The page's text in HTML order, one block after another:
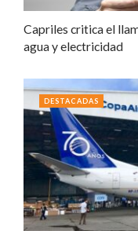
Capriles critica el
agua y electricidad
DESTACADAS